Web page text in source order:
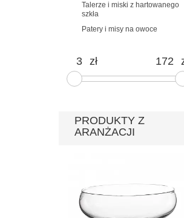
Talerze i miski z hartowanego
szkła
Patery i misy na owoce
zł
PRODUKTY Z
ARANŻACJI